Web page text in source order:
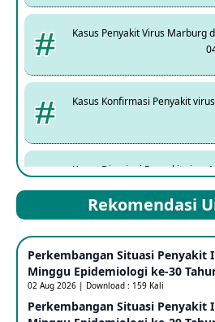
Kasus Penyakit Virus Marburg
Kasus Konfirmasi Penyakit
Kasus Dicurigai Penyakit virus
Mpox Clade 1b di Taiwan
25 May 2026
Update Informasi PHEIC
Rekomendasi
Perkembangan Situasi Penyakit
Minggu Epidemiologi ke-30
02 Aug 2026 | Download : 159 Kali
Perkembangan Situasi Penyakit